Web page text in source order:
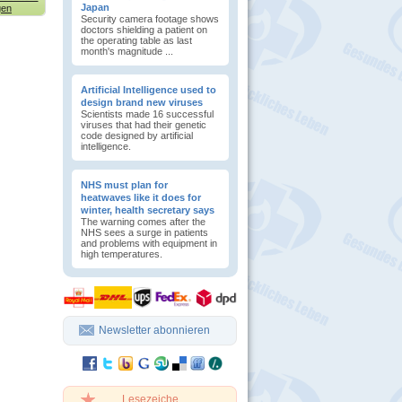
Japan
Security camera footage shows
doctors shielding a patient on
the operating table as last
month's magnitude ...
Artificial Intelligence used to
design brand new viruses
Scientists made 16 successful
viruses that had their genetic
code designed by artificial
intelligence.
NHS must plan for
heatwaves like it does for
winter, health secretary says
The warning comes after the
NHS sees a surge in patients
and problems with equipment in
high temperatures.
Newsletter abonnieren
Lesezeiche